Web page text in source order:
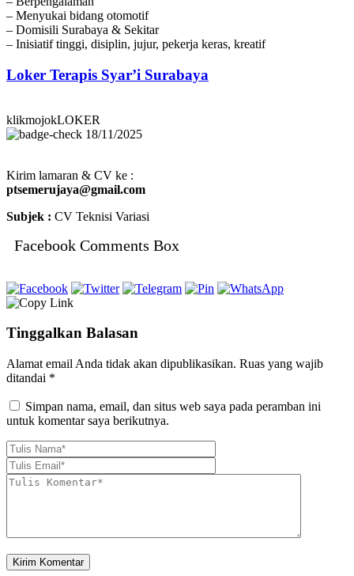
– Menyukai bidang otomotif
– Domisili Surabaya & Sekitar
– Inisiatif tinggi, disiplin, jujur, pekerja keras, kreatif
Loker Terapis Syar’i Surabaya
klikmojokLOKER
18/11/2025
Kirim lamaran & CV ke :
ptsemerujaya@gmail.com
Subjek : CV Teknisi Variasi
Facebook Comments Box
Tinggalkan Balasan
Alamat email Anda tidak akan dipublikasikan. Ruas yang wajib
ditandai *
Simpan nama, email, dan situs web saya pada peramban ini
untuk komentar saya berikutnya.